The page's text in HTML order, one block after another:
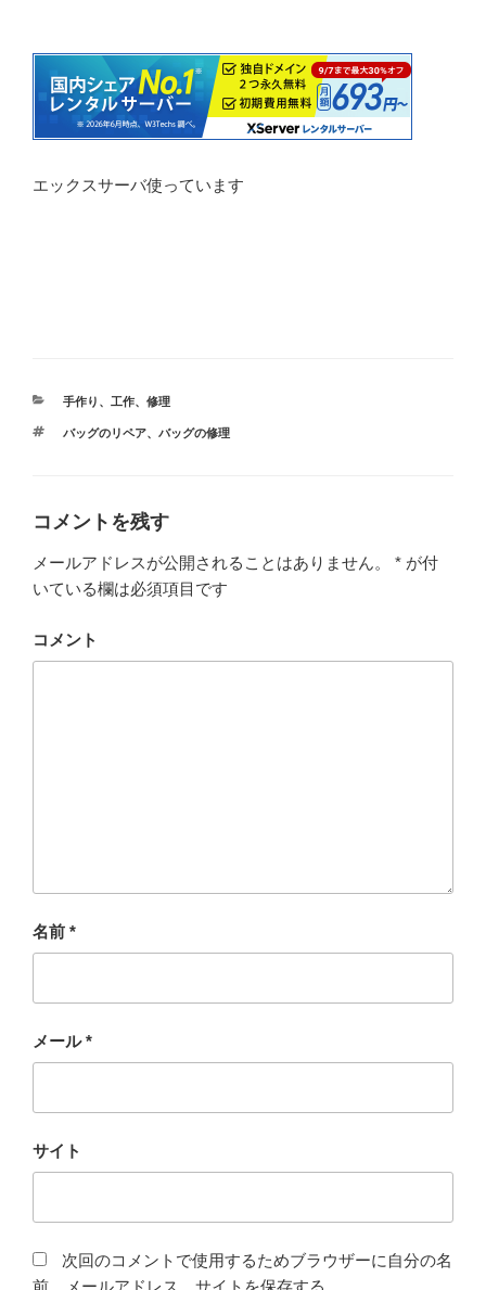
エックスサーバ使っています
カ
ゴ
手作り、工作、修理
タ
バッグのリペア、 バッグの修理
コメントを残す
メールアドレスが公開されることはありません。 * が付
いている欄は必須項目です
コメント
名前 *
メール*
サイト
次回のコメントで使用するためブラウザーに自分の名
前、メールアドレス、サイトを保存する。